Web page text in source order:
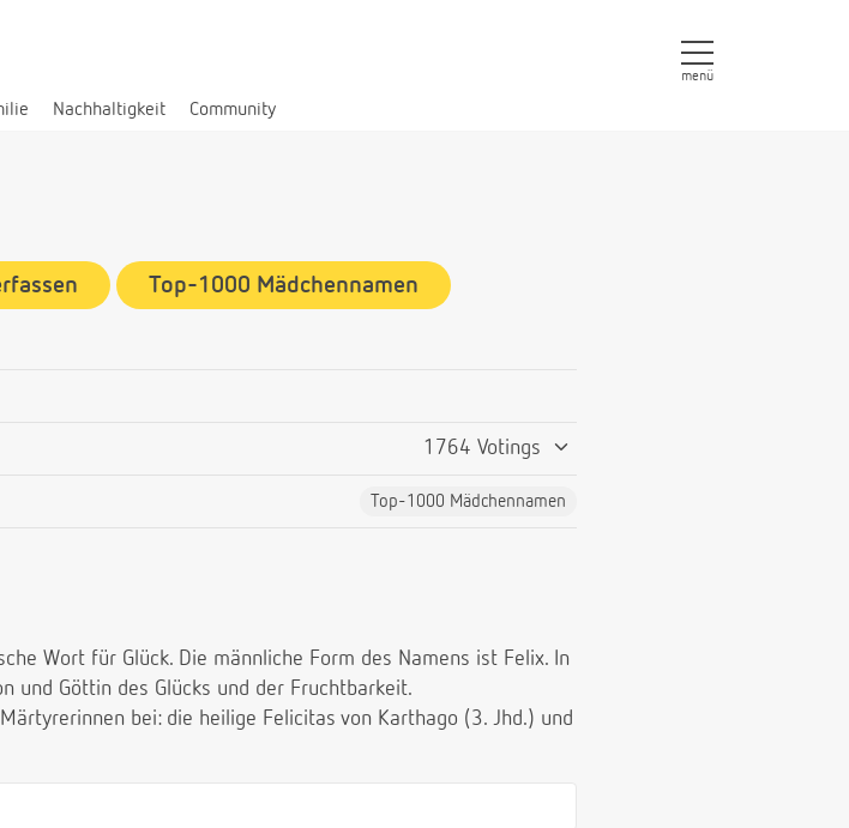
Nachhaltigkeit Community
menü
Top-1000 Mädchennamen
1764 Votings
Top-1000 Mädchennamen
Wort für Glück. Die männliche Form des Namens ist Felix. In
und Göttin des Glücks und der Fruchtbarkeit.
bei: die heilige Felicitas von Karthago (3. Jhd.) und